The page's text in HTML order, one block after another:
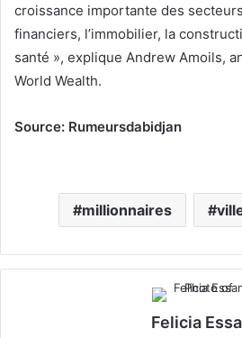
croissance importante des
financiers, l’immobilier, la
santé », explique Andrew Amoils,
World Wealth.
Source: Rumeursdabidjan
millionnaires
Felicia